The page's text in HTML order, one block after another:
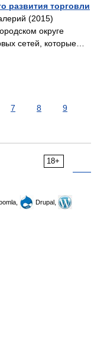
развития торговли
(2015)
округе
сетей, которые…
7 8
9
18+
Drupal,